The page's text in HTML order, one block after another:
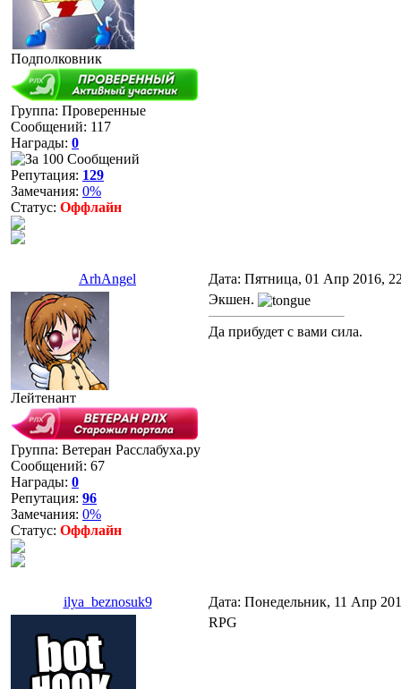
Подполковник
Группа: Проверенные
Сообщений: 117
Награды: 0
Репутация: 129
Замечания: 0%
Статус: Оффлайн
ArhAngel Дата: Пятница, 01 Апр 2016,
Лейтенант
Группа: Ветеран Расслабуха.ру
Сообщений: 67
Награды: 0
Репутация: 96
Замечания: 0%
Статус: Оффлайн
Экшен.
Да прибудет с вами сила.
ilya_beznosuk9 Дата: Понедельник, 11 Апр
RPG